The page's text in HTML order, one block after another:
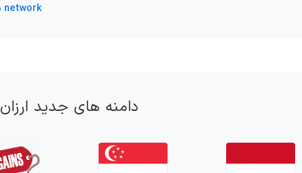
network دات نت
دامنه های جدید ارزان